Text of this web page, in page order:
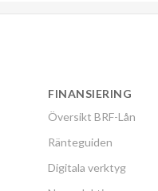
FINANSIERING
Översikt BRF-Lån
Ränteguiden
Digitala verktyg